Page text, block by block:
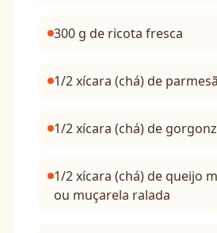
300 g de ricota fresca
1/2 xícara (chá) de
1/2 xícara (chá) de
1/2 xícara (chá) de queijo
ou muçarela ralada